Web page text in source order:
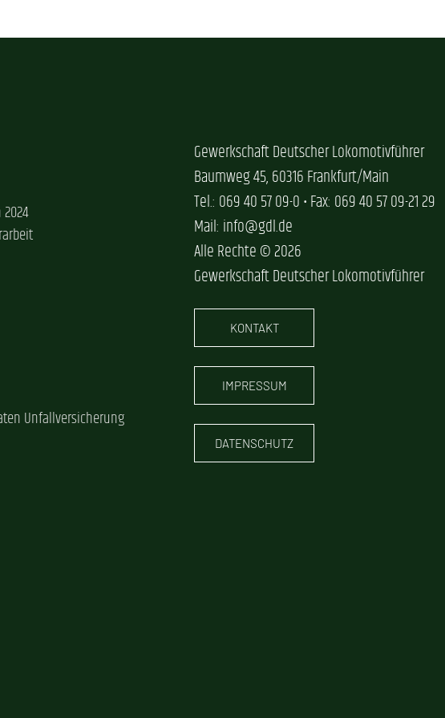
Unfallversicherung
Gewerkschaft Deutscher Lokomotivführer
Baumweg 45, 60316 Frankfurt/Main
Tel.: 069 40 57 09-0 • Fax: 069 40 57 09-21 29
Mail: info@gdl.de
Alle Rechte © 2026
Gewerkschaft Deutscher Lokomotivführer
KONTAKT
IMPRESSUM
DATENSCHUTZ